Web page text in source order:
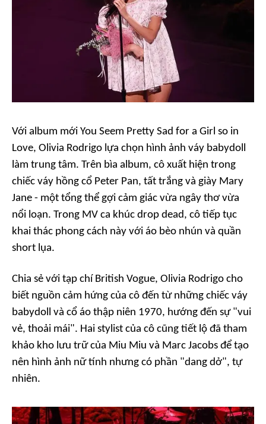
Với album mới You Seem Pretty Sad for a Girl so in
Love, Olivia Rodrigo lựa chọn hình ảnh váy babydoll
làm trung tâm. Trên bìa album, cô xuất hiện trong
chiếc váy hồng cổ Peter Pan, tất trắng và giày Mary
Jane - một tổng thể gợi cảm giác vừa ngây thơ vừa
nổi loạn. Trong MV ca khúc drop dead, cô tiếp tục
khai thác phong cách này với áo bèo nhún và quần
short lụa.
Chia sẻ với tạp chí British Vogue, Olivia Rodrigo cho
biết nguồn cảm hứng của cô đến từ những chiếc váy
babydoll và cổ áo thập niên 1970, hướng đến sự "vui
vẻ, thoải mái". Hai stylist của cô cũng tiết lộ đã tham
khảo kho lưu trữ của Miu Miu và Marc Jacobs để tạo
nên hình ảnh nữ tính nhưng có phần "dang dở", tự
nhiên.